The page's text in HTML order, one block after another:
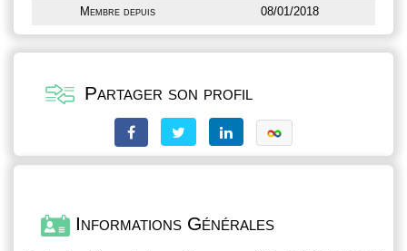
Membre depuis 08/01/2018
Partager son profil
Informations Générales